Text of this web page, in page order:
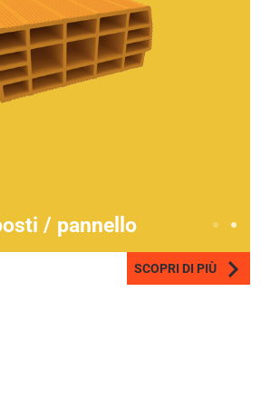
/ pannello
SCOPRI DI PIÙ